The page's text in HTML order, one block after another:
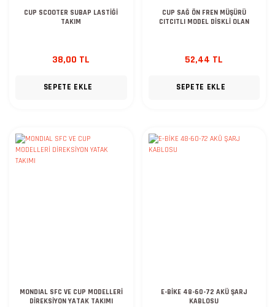
CUP SCOOTER SUBAP LASTİĞİ
TAKIM
38,00 TL
SEPETE EKLE
CUP SAĞ ÖN FREN MÜŞÜRÜ
CITCITLI MODEL DİSKLİ OLAN
52,44 TL
SEPETE EKLE
MONDIAL SFC VE CUP MODELLERİ
DİREKSİYON YATAK TAKIMI
E-BİKE 48-60-72 AKÜ ŞARJ
KABLOSU